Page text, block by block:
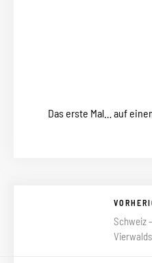
Das erste Mal… auf
Schweiz